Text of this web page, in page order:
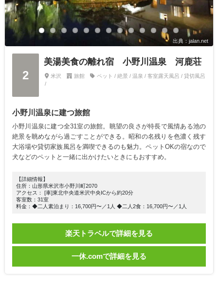
出典：jalan.net
2
美湯美食の離れ宿 小野川温泉 河鹿荘
米沢 旅館
ペット / 絶景 / 温泉 / 客室露天風呂 / 貸切風呂
/
小野川温泉に建つ旅館
小野川温泉に建つ全31室の旅館。眺望の良さが特長で風情ある池の
絶景を眺めながら過ごすことができる。昭和の名残りを色濃く残す
大浴場や貸切家族風呂を満喫できるのも魅力。ペットOKの宿なので
犬などのペットと一緒に出かけたいときにもおすすめ。
【詳細情報】
住所：山形県米沢市小野川町2070
アクセス： [車]東北中央道米沢中央ICから約20分
客室数：31室
料金：◆二人素泊まり：16,700円〜／1人 ◆二人2食：16,700円〜／1人
楽天トラベルで詳細を見る
一休.comで詳細を見る